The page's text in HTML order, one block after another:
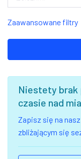
Zaawansowane filtry
Niestety brak
czasie nad
Zapisz się na
zbliżającym się